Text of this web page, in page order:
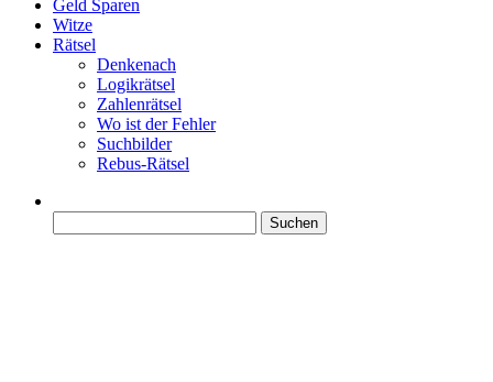
Geld Sparen
Witze
Rätsel
Denkenach
Logikrätsel
Zahlenrätsel
Wo ist der Fehler
Suchbilder
Rebus-Rätsel
nach: